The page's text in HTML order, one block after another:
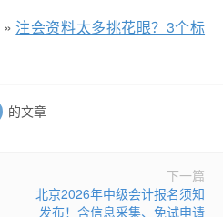
» 注会资料太多挑花眼？3个标
的文章
下一篇
北京2026年中级会计报名须知
发布！含信息采集、免试申请